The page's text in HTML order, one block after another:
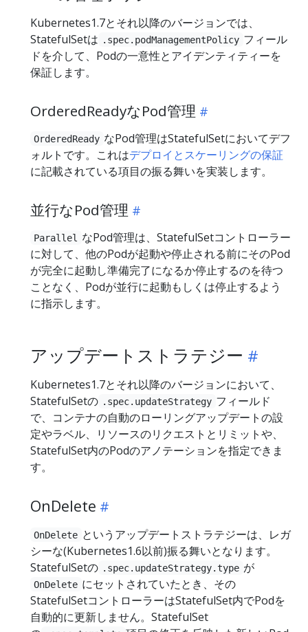
Kubernetes1.7とそれ以降のバージョンでは、
StatefulSetは .spec.podManagementPolicy フィール
ドを介して、Podの一意性とアイデンティティーを
保証します。
OrderedReadyなPod管理
OrderedReady なPod管理はStatefulSetにおいてデフ
ォルトです。これはデプロイとスケーリングの保証
に記載されている項目の振る舞いを実装します。
並行なPod管理
Parallel
なPod管理は、StatefulSetコントローラー
に対して、他のPodが起動や停止される前にそのPod
が完全に起動し準備完了になるか停止するのを待つ
ことなく、Podが並行に起動もしくは停止するよう
に指示します。
アップデートストラテジー
Kubernetes1.7とそれ以降のバージョンにおいて、
StatefulSetの .spec.updateStrategy フィールド
で、コンテナの自動のローリングアップデートの設
定やラベル、リソースのリクエストとリミットや、
StatefulSet内のPodのアノテーションを指定できま
す。
OnDelete
OnDelete というアップデートストラテジーは、レガ
シーな(Kubernetes1.6以前)振る舞いとなります。
StatefulSetの .spec.updateStrategy.type が
OnDelete にセットされていたとき、その
StatefulSetコントローラーはStatefulSet内でPodを
自動的に更新しません。StatefulSet